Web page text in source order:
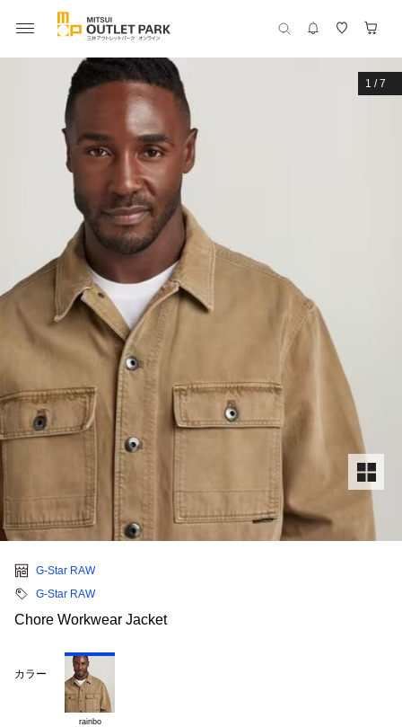
1 /7
G-Star RAW
G-Star RAW
Chore Workwear Jacket
カラー
rainbo